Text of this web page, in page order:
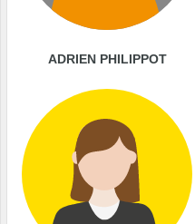
ADRIEN PHILIPPOT